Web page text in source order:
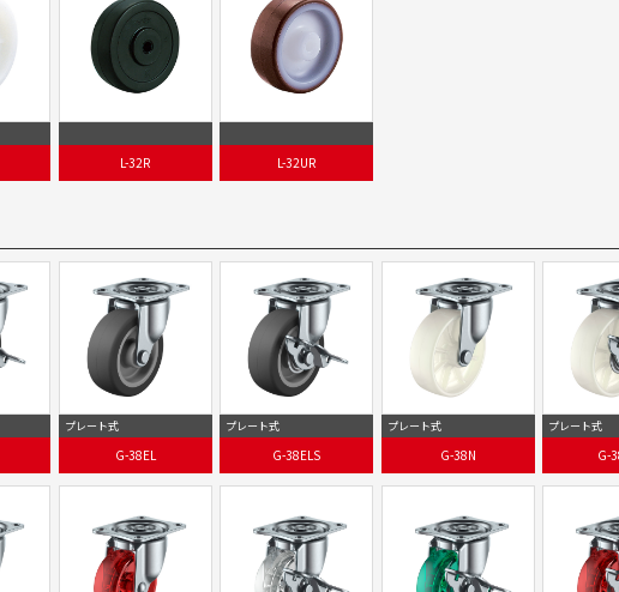
L-32R L-32UR
プレート式
G-38EL
プレート式
G-38ELS
プレート式
G-38N
プレート式
G-